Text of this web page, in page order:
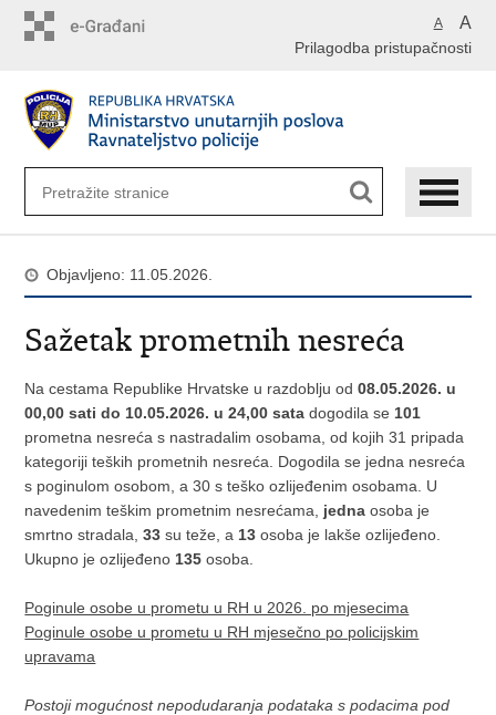
A A
Prilagodba pristupačnosti
Objavljeno: 11.05.2026.
Sažetak prometnih nesreća
Na cestama Republike Hrvatske u razdoblju od08.05.2026. u
00,00 sati do 10.05.2026. u 24,00 satadogodila se 101
prometna nesreća s nastradalim osobama, od kojih 31 pripada
kategoriji teških prometnih nesreća. Dogodila se jedna nesreća
s poginulom osobom, a 30 s teško ozlijeđenim osobama. U
navedenim teškim prometnim nesrećama, jedna osoba je
smrtno stradala,33 su teže, a 13 osoba je lakše ozlijeđeno.
Ukupno je ozlijeđeno 135 osoba.
Poginule osobe u prometu u RH u 2026. po mjesecima
Poginule osobe u prometu u RH mjesečno po policijskim
upravama
Postoji mogućnost nepodudaranja podataka s podacima pod